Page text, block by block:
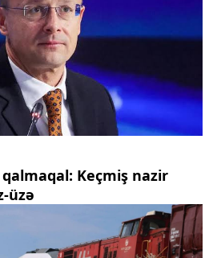
Keçmiş nazir
üzə